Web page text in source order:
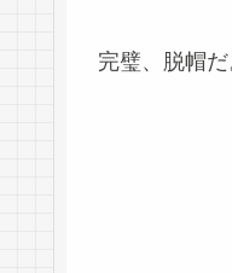
完璧、脱帽だ